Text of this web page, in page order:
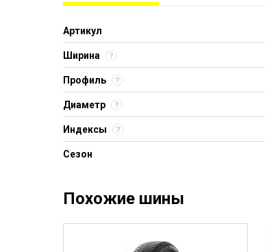
Артикул
Ширина
Профиль
Диаметр
Индексы
Сезон
Похожие шины